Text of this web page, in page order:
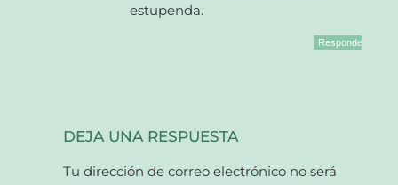
estupenda.
Responder
DEJA UNA RESPUESTA
Tu dirección de correo electrónico no será